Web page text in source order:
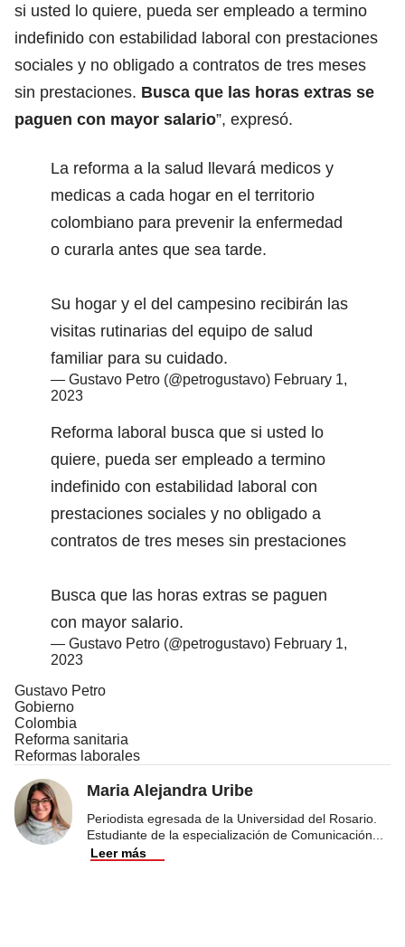
si usted lo quiere, pueda ser empleado a termino
indefinido con estabilidad laboral con prestaciones
sociales y no obligado a contratos de tres meses
sin prestaciones. Busca que las horas extras se
paguen con mayor salario”, expresó.
La reforma a la salud llevará medicos y
medicas a cada hogar en el territorio
colombiano para prevenir la enfermedad
o curarla antes que sea tarde.
Su hogar y el del campesino recibirán las
visitas rutinarias del equipo de salud
familiar para su cuidado.
— Gustavo Petro (@petrogustavo) February 1,
2023
Reforma laboral busca que si usted lo
quiere, pueda ser empleado a termino
indefinido con estabilidad laboral con
prestaciones sociales y no obligado a
contratos de tres meses sin prestaciones
Busca que las horas extras se paguen
con mayor salario.
— Gustavo Petro (@petrogustavo) February 1,
2023
Gustavo Petro
Gobierno
Colombia
Reforma sanitaria
Reformas laborales
Maria Alejandra Uribe
Periodista egresada de la Universidad del Rosario.
Estudiante de la especialización de Comunicación
Leer más